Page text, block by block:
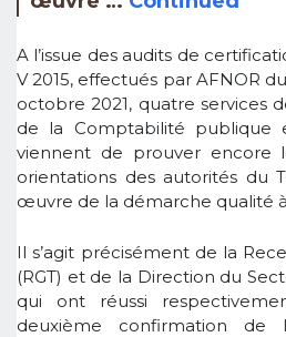
A l’issue des audits de
V 2015, effectués par AFNOR
octobre 2021, quatre services
de la Comptabilité publique
viennent de prouver encore
orientations des autorités du
œuvre de la démarche qualité à
Il s’agit précisément de la
(RGT) et de la Direction du
qui ont réussi
deuxième confirmation